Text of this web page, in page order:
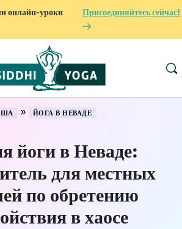
онлайн-уроки
Присоединяйтесь сейчас!
» ЙОГА В НЕВАДЕ
йоги в Неваде:
для местных
по обретению
в хаосе